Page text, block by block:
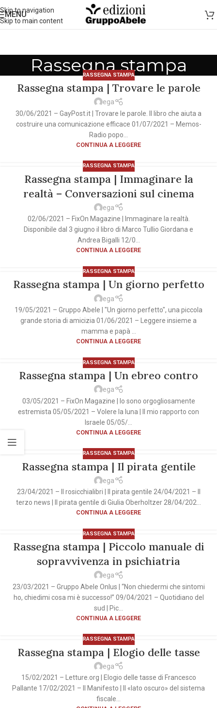
Skip to navigation
Skip to main content
MENU
Rassegna stampa
RASSEGNA STAMPA
Rassegna stampa | Trovare le parole
ega
30/06/2021 – GayPost.it | Trovare le parole. Il libro che aiuta a
costruire una comunicazione efficace 01/07/2021 – Memos-
Radio popo...
CONTINUA A LEGGERE
RASSEGNA STAMPA
Rassegna stampa | Immaginare la
realtà – Conversazioni sul cinema
ega
02/06/2021 – FixOn Magazine | Immaginare la realtà.
Disponibile dal 3 giugno il libro di Marco Tullio Giordana e
Andrea Bigalli 12/0...
CONTINUA A LEGGERE
RASSEGNA STAMPA
Rassegna stampa | Un giorno perfetto
ega
19/05/2021 – Gruppo Abele | "Un giorno perfetto", una piccola
grande storia di amicizia 01/06/2021 – Leggere insieme a
mamma e papà ...
CONTINUA A LEGGERE
RASSEGNA STAMPA
Rassegna stampa | Un ebreo contro
ega
03/05/2021 – FixOn Magazine | Io sono orgogliosamente
estremista 05/05/2021 – Volere la luna | Il mio rapporto con
Israele 05/05/...
CONTINUA A LEGGERE
RASSEGNA STAMPA
Rassegna stampa | Il pirata gentile
ega
23/04/2021 – Il rosicchialibri | Il pirata gentile 24/04/2021 – Il
terzo news | Il pirata gentile di Giulia Oberholtzer 28/04/202...
CONTINUA A LEGGERE
RASSEGNA STAMPA
Rassegna stampa | Piccolo manuale di
sopravvivenza in psichiatria
ega
23/03/2021 – Gruppo Abele Onlus | “Non chiedermi che sintomi
ho, chiedimi cosa mi è successo!” 09/04/2021 – Quotidiano del
sud | Pic...
CONTINUA A LEGGERE
RASSEGNA STAMPA
Rassegna stampa | Elogio delle tasse
ega
15/02/2021 – Letture.org | Elogio delle tasse di Francesco
Pallante 17/02/2021 – Il Manifesto | Il «lato oscuro» del sistema
fiscale...